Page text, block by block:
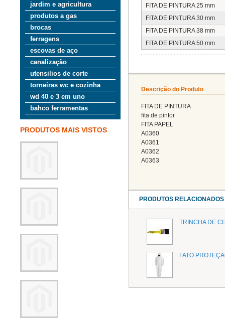
jardim e agricultura
produtos a gas
brocas
ferragens
escovas de aço
canalização
utensilios de corte
torneiras wc e cozinha
wd 40 e 3 em uno
bahco ferramentas
PRODUTOS MAIS VISTOS
FITA DE PINTURA 25 mm
FITA DE PINTURA 30 mm
FITA DE PINTURA 38 mm
FITA DE PINTURA 50 mm
Descrição do Produto
FITA DE PINTURA
fita de pintor
FITA PAPEL
A0360
A0361
A0362
A0363
PRODUTOS RELACIONADOS
TRINCHA DE
FATO